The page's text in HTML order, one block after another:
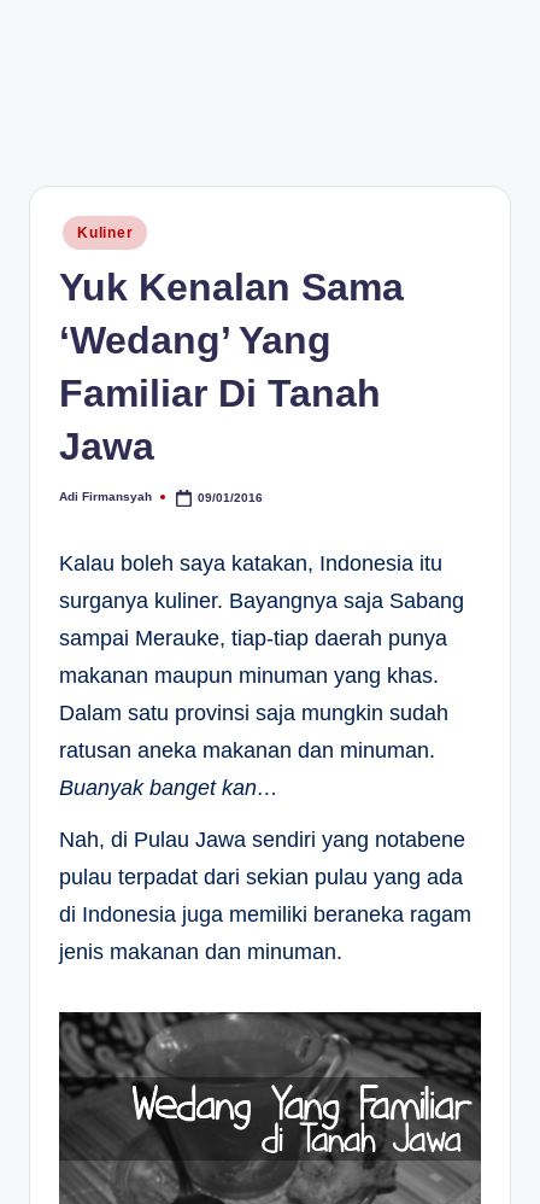
Posted
in
Kuliner
Yuk Kenalan Sama
‘Wedang’ Yang
Familiar Di Tanah
Jawa
Posted
Adi Firmansyah 09/01/2016
Kalau boleh saya katakan, Indonesia itu
surganya kuliner. Bayangnya saja Sabang
sampai Merauke, tiap-tiap daerah punya
makanan maupun minuman yang khas.
Dalam satu provinsi saja mungkin sudah
ratusan aneka makanan dan minuman.
Buanyak banget kan…
Nah, di Pulau Jawa sendiri yang notabene
pulau terpadat dari sekian pulau yang ada
di Indonesia juga memiliki beraneka ragam
jenis makanan dan minuman.